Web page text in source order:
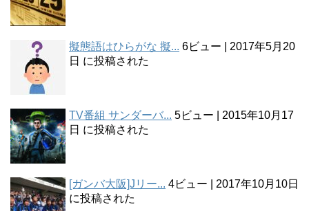
擬態語はひらがな 擬... 6ビュー
2017年5月20
日 に投稿された
TV番組 サンダーバ... 5ビュー
2015年10月17
日 に投稿された
[ガンバ大阪]Jリー... 4ビュー
2017年10月10日
に投稿された